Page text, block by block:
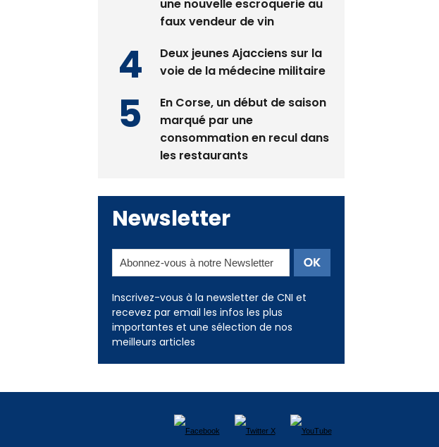
une nouvelle escroquerie au
faux vendeur de vin
Deux jeunes Ajacciens sur la
voie de la médecine militaire
En Corse, un début de saison
marqué par une
consommation en recul dans
les restaurants
Newsletter
Inscrivez-vous à la newsletter de CNI et
recevez par email les infos les plus
importantes et une sélection de nos
meilleurs articles